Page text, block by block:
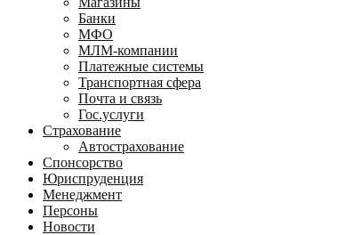
Банки
МФО
МЛМ-компании
Платежные системы
Транспортная сфера
Почта и связь
Гос.услуги
Страхование
Автострахование
Спонсорство
Юриспруденция
Менеджмент
Персоны
Новости